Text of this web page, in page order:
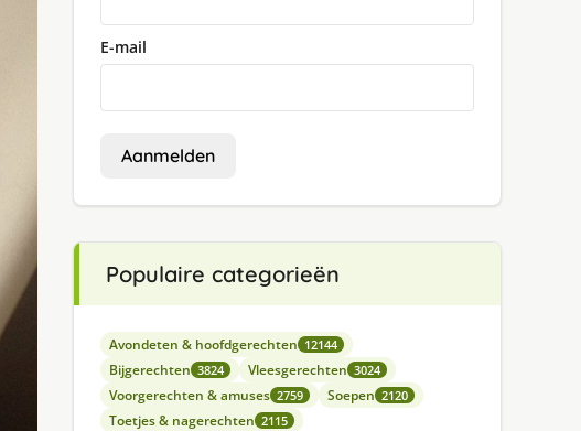
E-mail
Aanmelden
Populaire categorieën
Avondeten & hoofdgerechten 12144
Bijgerechten 3824 Vleesgerechten 3024
Voorgerechten & amuses 2759 Soepen 2120
Toetjes & nagerechten 2115